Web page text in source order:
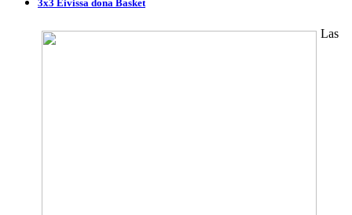
3x3 Eivissa dona Basket
Las